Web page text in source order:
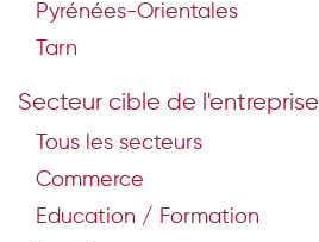
Pyrénées-Orientales
Tarn
Secteur cible de l'entreprise
Tous les secteurs
Commerce
Education / Formation